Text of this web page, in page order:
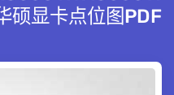
硕显卡点位图PDF